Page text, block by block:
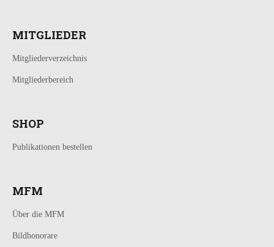
MITGLIEDER
Mitgliederverzeichnis
Mitgliederbereich
SHOP
Publikationen bestellen
MFM
Über die MFM
Bildhonorare